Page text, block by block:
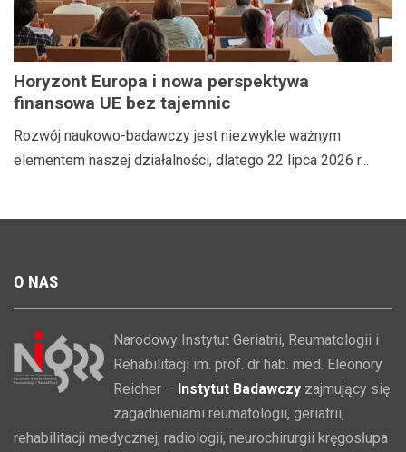
Horyzont Europa i nowa perspektywa
finansowa UE bez tajemnic
Rozwój naukowo-badawczy jest niezwykle ważnym
elementem naszej działalności, dlatego 22 lipca 2026 r...
O NAS
Narodowy Instytut Geriatrii, Reumatologii i
Rehabilitacji im. prof. dr hab. med. Eleonory
Reicher – Instytut Badawczy zajmujący się
zagadnieniami reumatologii, geriatrii,
rehabilitacji medycznej, radiologii, neurochirurgii kręgosłupa